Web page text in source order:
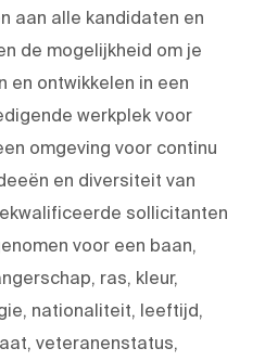
aan alle kandidaten en
de mogelijkheid om je
en ontwikkelen in een
werkplek voor
omgeving voor continu
en diversiteit van
sollicitanten
voor een baan,
ras, kleur,
nationaliteit, leeftijd,
veteranenstatus,